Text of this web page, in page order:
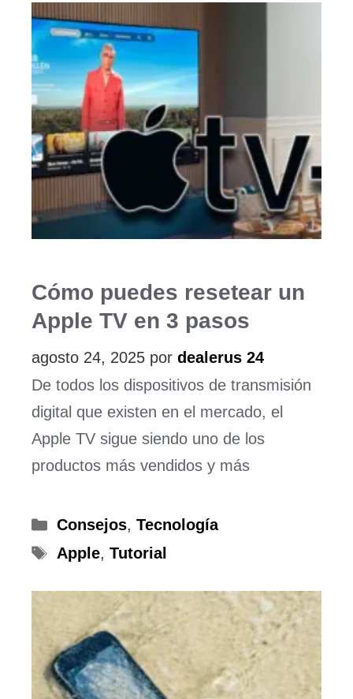
Cómo puedes resetear un
Apple TV en 3 pasos
agosto 24, 2025 por dealerus 24
De todos los dispositivos de transmisión
digital que existen en el mercado, el
Apple TV sigue siendo uno de los
productos más vendidos y más
Categorías
Consejos, Tecnología
Etiquetas
Apple, Tutorial